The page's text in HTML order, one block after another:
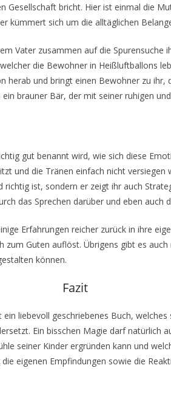
Gesellschaft bricht. Hier ist einmal die
kümmert sich um die alltäglichen
Vater zusammen auf die Spurensuche
die Bewohner in Heißluftballons
herab und bringt einen Bewohner zu ihr,
brauner Bär, der mit seiner ruhigen
gut benannt wird, wie sich diese
und die Tränen einfach nicht versiegen
richtig ist, sondern er zeigt ihr auch
das Sprechen darüber und eben auch
Erfahrungen reicher zurück in ihre
zum Guten auflöst. Übrigens gibt es
können.
Fazit
liebevoll geschriebenes Buch,
Ein bisschen Magie darf natürlich
seiner Kinder ergründen kann und
eigenen Empfindungen sowie die